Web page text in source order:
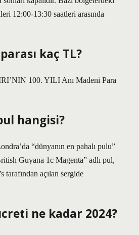
12:00-13:30 saatleri arasında
kaç TL?
100. YILI Anı Madeni Para
hangisi?
“dünyanın en pahalı pulu”
Guyana 1c Magenta” adlı pul,
tarafından açılan sergide
ne kadar 2024?